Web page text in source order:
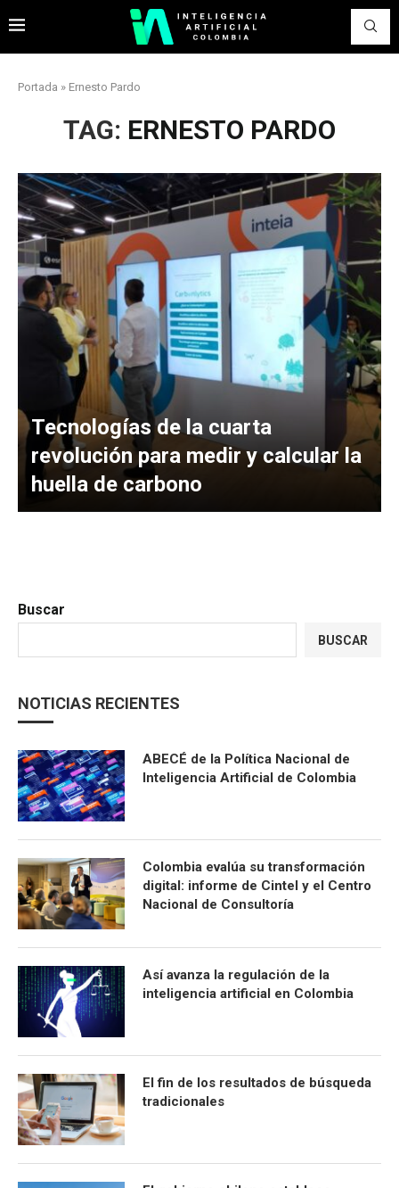
Portada » Ernesto Pardo
TAG: ERNESTO PARDO
Tecnologías de la cuarta
revolución para medir y calcular la
huella de carbono
Buscar
BUSCAR
NOTICIAS RECIENTES
ABECÉ de la Política Nacional de
Inteligencia Artificial de Colombia
Colombia evalúa su transformación
digital: informe de Cintel y el Centro
Nacional de Consultoría
Así avanza la regulación de la
inteligencia artificial en Colombia
El fin de los resultados de búsqueda
tradicionales